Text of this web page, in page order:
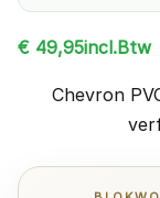
€ 49,95incl.Btw
Chevron